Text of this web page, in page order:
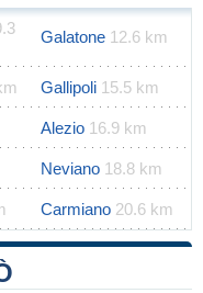
Galatone 12.6 km
Gallipoli 15.5 km
Alezio 16.9 km
Neviano 18.8 km
Carmiano 20.6 km